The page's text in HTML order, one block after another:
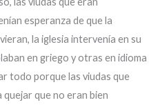
esperanza de que la
la iglesia intervenía en su
en griego y otras en idioma
todo porque las viudas que
quejar que no eran bien